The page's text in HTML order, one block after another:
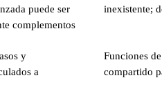
puede ser
complementos
inexistente;
y
a
Funciones
compartido